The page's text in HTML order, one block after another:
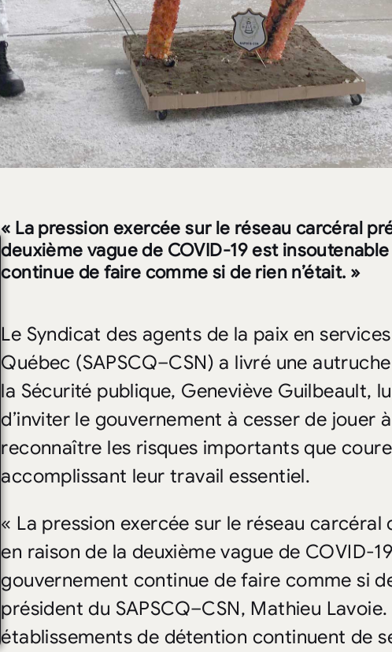
« La pression exercée sur le réseau carcéral
deuxième vague de COVID-19 est
continue de faire comme si de rien n’était. »
Le Syndicat des agents de la paix en
Québec (SAPSCQ–CSN) a livré une
la Sécurité publique, Geneviève Guilbeault,
d’inviter le gouvernement à cesser de jouer
reconnaître les risques importants que
accomplissant leur travail essentiel.
« La pression exercée sur le réseau
en raison de la deuxième vague de COVID-
gouvernement continue de faire comme si
président du SAPSCQ–CSN, Mathieu
établissements de détention continuent de